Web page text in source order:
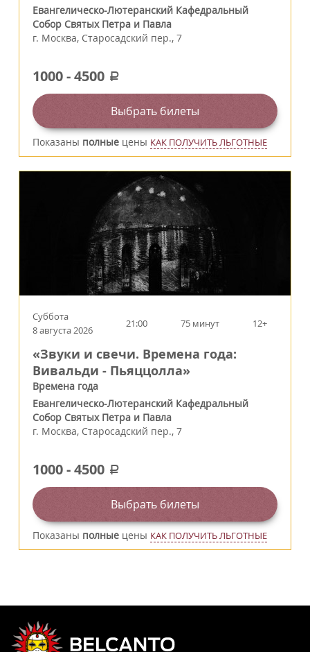
Евангелическо-Лютеранский Кафедральный
Собор Святых Петра и Павла
г. Москва, Старосадский пер., 7
1000-4500 a
Выбрать билеты
Показаны полные цены КАК ПОЛУЧИТЬ ЛЬГОТНЫЕ
Суббота
8 августа 2026
21:00 75 минут 12+
«Звуки и свечи. Времена года:
Вивальди - Пьяццолла»
Времена года
Евангелическо-Лютеранский Кафедральный
Собор Святых Петра и Павла
г. Москва, Старосадский пер., 7
1000-4500 a
Выбрать билеты
Показаны полные цены КАК ПОЛУЧИТЬ ЛЬГОТНЫЕ